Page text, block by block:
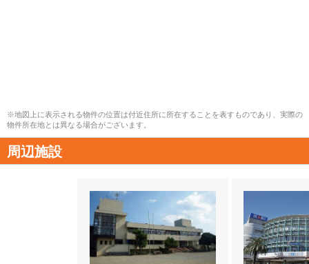
※地図上に表示される物件の位置は付近住所に所在することを表すものであり、実際の
物件所在地とは異なる場合がございます。
周辺施設